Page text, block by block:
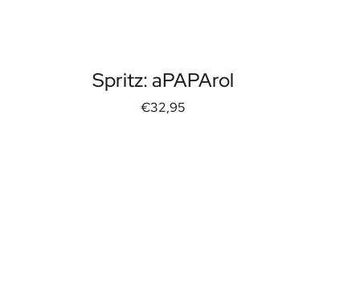
Spritz: aPAPArol
€32,95